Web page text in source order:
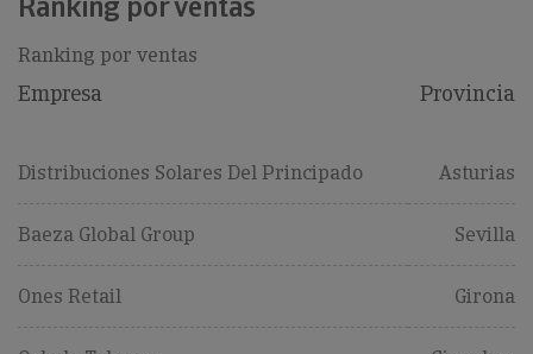
Ranking por ventas
Empresa Provincia
Distribuciones Solares Del Principado Asturias
Baeza Global Group Sevilla
Ones Retail Girona